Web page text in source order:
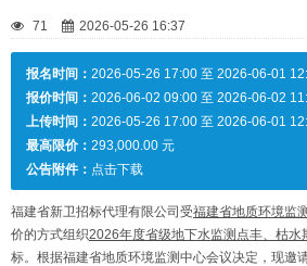
71 2026-05-26 16:37
报名时间： 2026-05-26 17:00 至 2026-06-01
报价时间： 2026-06-02 09:00 至 2026-06-02
上传时间： 2026-05-26 17:00 至 2026-06-01
最高限价： 293,000.00 元
公告附件： 点击下载
福建省新卫招标代理有限公司受福建省地质环境监
价的方式组织2026年度省级地下水监测点丰、枯水
标。根据福建省地质环境监测中心会议决定，现邀